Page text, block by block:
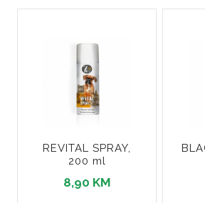
REVITAL SPRAY,
200 ml
8,90 KM